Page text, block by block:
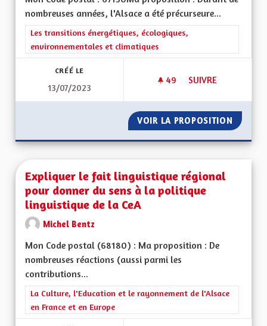
nombreuses années, l'Alsace a été précurseure...
Filtrer les résultats de la catégorie : Les transitions
Les transitions énergétiques, écologiques,
environnementales et climatiques
CRÉÉ LE
13/07/2023
49 49 ABONNÉS
SUIVRE
VOIR LA PROPOSITION
Expliquer le fait linguistique régional
pour donner du sens à la politique
linguistique de la CeA
Michel Bentz
Mon Code postal (68180) : Ma proposition : De
nombreuses réactions (aussi parmi les
contributions...
Filtrer les résultats de la catégorie : La Culture, l'Education et
La Culture, l'Education et le rayonnement de l'Alsace
en France et en Europe